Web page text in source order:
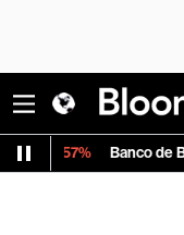
Banco de Bogota